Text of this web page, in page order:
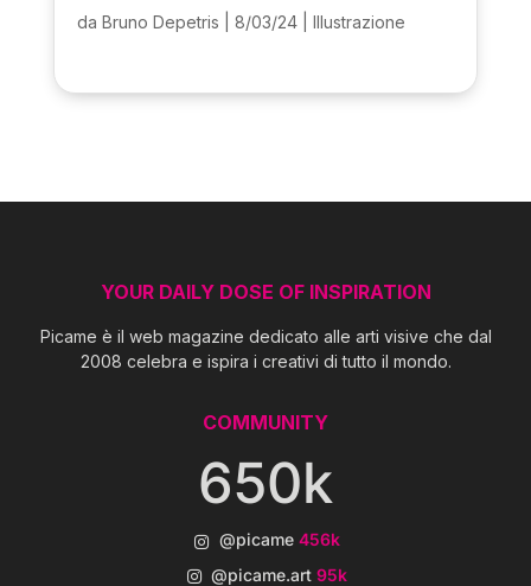
da Bruno Depetris 8/03/24| Illustrazione
YOUR DAILY DOSE OF INSPIRATION
Picame è il web magazine dedicato alle arti visive che dal
2008 celebra e ispira i creativi di tutto il mondo.
COMMUNITY
650k
@picame 456k
@picame.art95k